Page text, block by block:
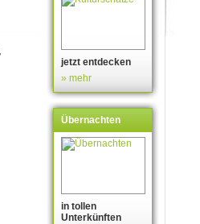
jetzt entdecken
» mehr
Übernachten
in tollen
Unterkünften